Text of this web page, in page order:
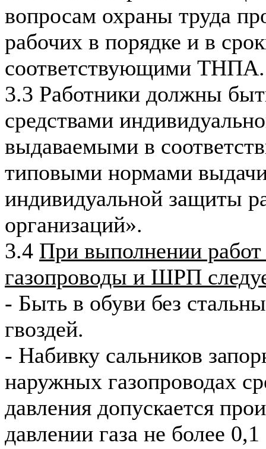
вопросам охраны труда
рабочих в порядке и в
соответствующими ТНПА.
3.3 Работники должны
средствами
выдаваемыми в
типовыми нормами
индивидуальной защиты
организаций».
3.4 При выполнении работ
газопроводы и ШРП
- Быть в обуви без
гвоздей.
- Набивку сальников
наружных газопроводах
давления допускается
давлении газа не более